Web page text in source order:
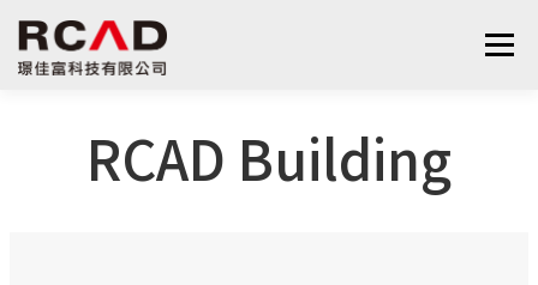
選單
算量服務
RCAD Building